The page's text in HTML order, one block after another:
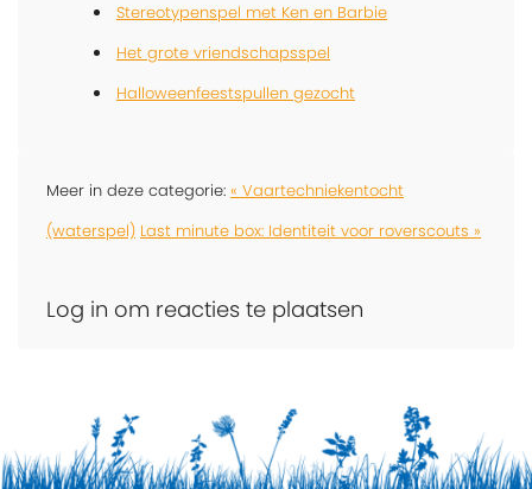
Stereotypenspel met Ken en Barbie
Het grote vriendschapsspel
Halloweenfeestspullen gezocht
Meer in deze categorie: « Vaartechniekentocht
(waterspel) Last minute box: Identiteit voor roverscouts »
Log in om reacties te plaatsen